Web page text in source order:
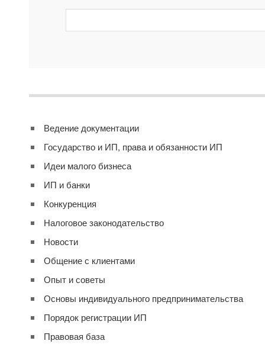
Ведение документации
Государство и ИП, права и обязанности ИП
Идеи малого бизнеса
ИП и банки
Конкуренция
Налоговое законодательство
Новости
Общение с клиентами
Опыт и советы
Основы индивидуального предпринимательства
Порядок регистрации ИП
Правовая база